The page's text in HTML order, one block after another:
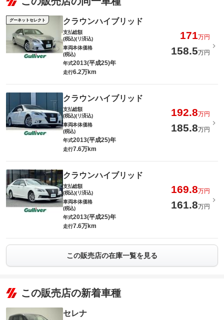
グーネットセレクト クラウンハイブリッド
支払総額
(税込)(リ済込)
171万円
車両本体価格
(税込)
158.5万円
年式2013(平成25)年
走行6.2万km
クラウンハイブリッド
支払総額
(税込)(リ済込)
192.8万円
車両本体価格
(税込)
185.8万円
年式2013(平成25)年
走行7.6万km
クラウンハイブリッド
支払総額
(税込)(リ済込)
169.8万円
車両本体価格
(税込)
161.8万円
年式2013(平成25)年
走行7.6万km
この販売店の在庫一覧を見る
この販売店の新着車種
セレナ